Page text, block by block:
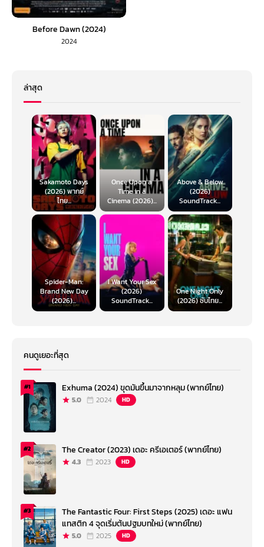
Before Dawn (2024)
2024
ล่าสุด
Sakamoto Days
(2026) พากย์
ไทย...
Once Upon a
Time in a
Cinema (2026)...
Above & Below
(2026)
SoundTrack...
Spider-Man:
Brand New Day
(2026)...
I Want Your Sex
(2026)
SoundTrack...
One Night Only
(2026) ซับไทย...
คนดูเยอะที่สุด
#1 Exhuma (2024) ขุดมันขึ้นมาจากหลุม (พากย์ไทย)
5.0 2024 HD
#2 The Creator (2023) เดอะ ครีเอเตอร์ (พากย์ไทย)
4.3 2023 HD
#3
The Fantastic Four: First Steps (2025) เดอะ แฟน
แทสติก 4 จุดเริ่มต้นปฐมบทใหม่ (พากย์ไทย)
5.0 2025 HD